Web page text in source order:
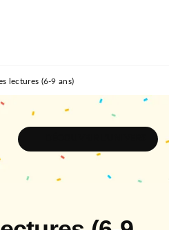
lectures (6-9 ans)